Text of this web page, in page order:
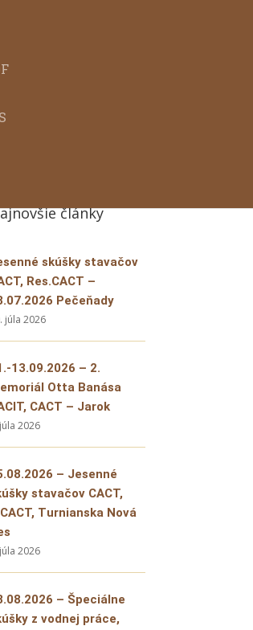
články
skúšky stavačov
Res.CACT –
Pečeňady
júla 2026
13.09.2026 – 2.
Otta Banása
CACT – Jarok
2026
– Jesenné
stavačov CACT,
Turnianska Nová
2026
– Špeciálne
z vodnej práce,